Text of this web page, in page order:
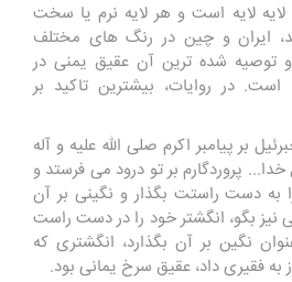
لایه لایه است و هر لایه نرم یا سخت
ایران و چین در رنگ های مختلف
توصیه شده ترین آن عقیق یمنی در
در روایات، بیشترین تاکید بر
بر پیامبر اکرم صلی الله علیه و آله
پروردگارم بر تو درود می فرستد و
به دست راستت بگذار و نگینی بر آن
نیز بگو، انگشتر خود را در دست راست
نگین بر آن بگذارد، انگشتری که
فقیری داد، عقیق سرخ یمانی بود.